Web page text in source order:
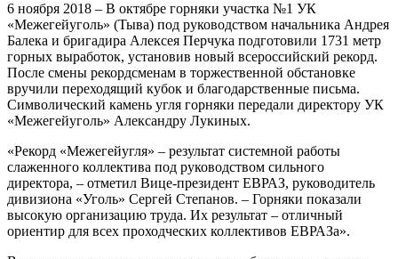
6 ноября 2018 – В октябре горняки участка №1 УК
«Межегейуголь» (Тыва) под руководством начальника Андрея
Балека и бригадира Алексея Перчука подготовили 1731 метр
горных выработок, установив новый всероссийский рекорд.
После смены рекордсменам в торжественной обстановке
вручили переходящий кубок и благодарственные письма.
Символический камень угля горняки передали директору УК
«Межегейуголь» Александру Лукиных.
«Рекорд «Межегейугля» – результат системной работы
слаженного коллектива под руководством сильного
директора, – отметил Вице-президент ЕВРАЗ, руководитель
дивизиона «Уголь» Сергей Степанов. – Горняки показали
высокую организацию труда. Их результат – отличный
ориентир для всех проходческих коллективов ЕВРАЗа».